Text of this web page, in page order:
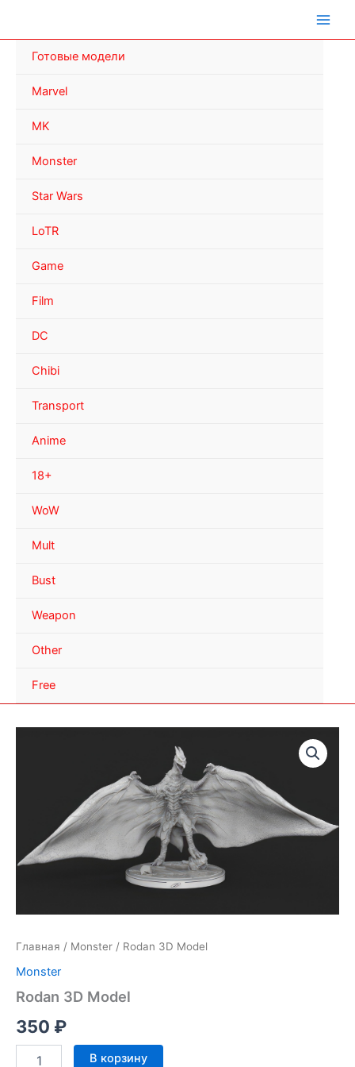
Готовые модели
Marvel
MK
Monster
Star Wars
LoTR
Game
Film
DC
Chibi
Transport
Anime
18+
WoW
Mult
Bust
Weapon
Other
Free
Главная / Monster / Rodan 3D Model
Monster
Rodan 3D Model
350 ₽
Количество
В корзину